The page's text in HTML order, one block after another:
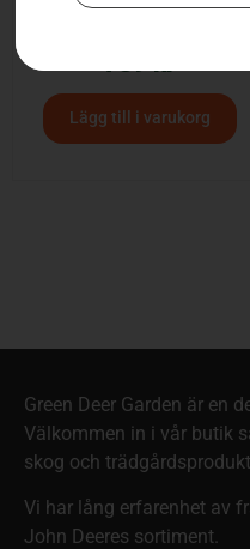
739kr
Lägg till i varukorg
Green Deer Garden är en
Välkommen in i vår butik
skog och
Vi har lång erfarenhet av
John Deeres sortiment.